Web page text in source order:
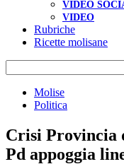
VIDEO
VIDEO
Rubriche
Ricette molisane
Molise
Politica
Crisi Provincia
Pd appoggia